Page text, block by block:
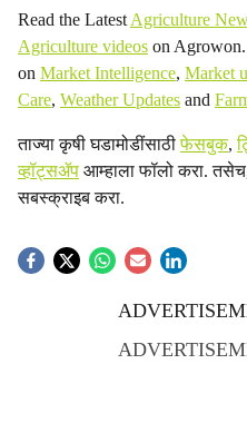
Read the Latest Agriculture
Agriculture videos on
on Market Intelligence, Market
Care, Weather Updates and
ताज्या कृषी घडामोडींसाठीफेसबुक,
व्हॉट्सॲप आम्हाला फॉलो करा.
सबस्क्राइब करा.